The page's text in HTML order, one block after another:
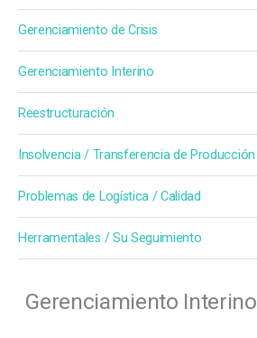
Gerenciamiento de Crisis
Gerenciamiento Interino
Reestructuración
Insolvencia / Transferencia de Producción
Problemas de Logística / Calidad
Herramentales / Su Seguimiento
Gerenciamiento Interino